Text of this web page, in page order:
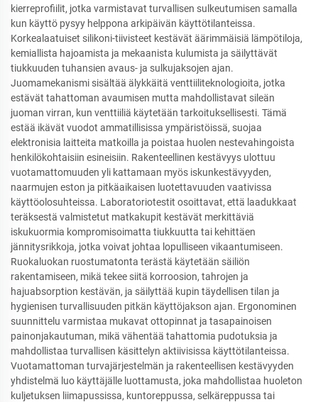
kierreprofiilit, jotka varmistavat turvallisen sulkeutumisen samalla
kun käyttö pysyy helppona arkipäivän käyttötilanteissa.
Korkealaatuiset silikoni-tiivisteet kestävät äärimmäisiä lämpötiloja,
kemiallista hajoamista ja mekaanista kulumista ja säilyttävät
tiukkuuden tuhansien avaus- ja sulkujaksojen ajan.
Juomamekanismi sisältää älykkäitä venttiiliteknologioita, jotka
estävät tahattoman avaumisen mutta mahdollistavat sileän
juoman virran, kun venttiiliä käytetään tarkoituksellisesti. Tämä
estää ikävät vuodot ammatillisissa ympäristöissä, suojaa
elektronisia laitteita matkoilla ja poistaa huolen nestevahingoista
henkilökohtaisiin esineisiin. Rakenteellinen kestävyys ulottuu
vuotamattomuuden yli kattamaan myös iskunkestävyyden,
naarmujen eston ja pitkäaikaisen luotettavuuden vaativissa
käyttöolosuhteissa. Laboratoriotestit osoittavat, että laadukkaat
teräksestä valmistetut matkakupit kestävät merkittäviä
iskukuormia kompromisoimatta tiukkuutta tai kehittäen
jännitysrikkoja, jotka voivat johtaa lopulliseen vikaantumiseen.
Ruokaluokan ruostumatonta terästä käytetään säiliön
rakentamiseen, mikä tekee siitä korroosion, tahrojen ja
hajuabsorption kestävän, ja säilyttää kupin täydellisen tilan ja
hygienisen turvallisuuden pitkän käyttöjakson ajan. Ergonominen
suunnittelu varmistaa mukavat ottopinnat ja tasapainoisen
painonjakautuman, mikä vähentää tahattomia pudotuksia ja
mahdollistaa turvallisen käsittelyn aktiivisissa käyttötilanteissa.
Vuotamattoman turvajärjestelmän ja rakenteellisen kestävyyden
yhdistelmä luo käyttäjälle luottamusta, joka mahdollistaa huoleton
kuljetuksen liimapussissa, kuntoreppussa, selkäreppussa tai